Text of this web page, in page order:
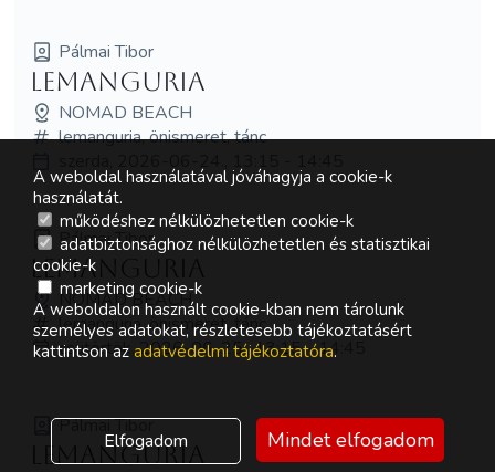
Pálmai Tibor
LEMangURIA
NOMAD BEACH
lemanguria, önismeret, tánc
Pálmai Tibor
LEMangURIA
NOMAD BEACH
lemanguria, önismeret, tánc
csütörtök, 2026-06-25., 13:15 - 14:45
Pálmai Tibor
LEMangURIA
A weboldal használatával jóváhagyja a cookie-k
használatát.
működéshez nélkülözhetetlen cookie-k
adatbiztonsághoz nélkülözhetetlen és statisztikai
cookie-k
marketing cookie-k
A weboldalon használt cookie-kban nem tárolunk
személyes adatokat, részletesebb tájékoztatásért
kattintson az adatvédelmi tájékoztatóra.
Elfogadom Mindet elfogadom